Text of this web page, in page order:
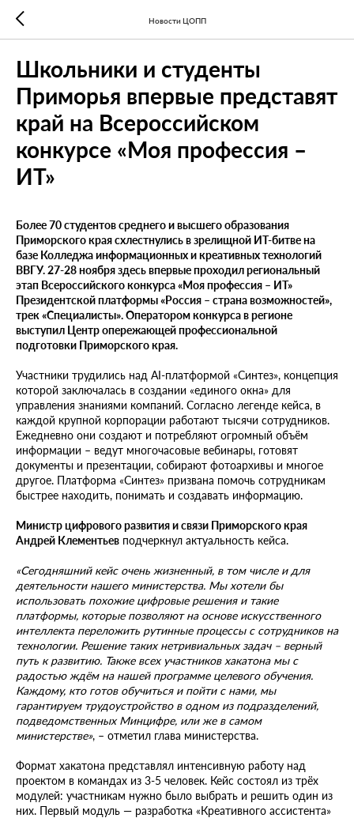
Новости ЦОПП
Школьники и студенты
Приморья впервые представят
край на Всероссийском
конкурсе «Моя профессия –
ИТ»
Более 70 студентов среднего и высшего образования
Приморского края схлестнулись в зрелищной ИТ-битве на
базе Колледжа информационных и креативных технологий
ВВГУ. 27-28 ноября здесь впервые проходил региональный
этап Всероссийского конкурса «Моя профессия – ИТ»
Президентской платформы «Россия – страна возможностей»,
трек «Специалисты». Оператором конкурса в регионе
выступил Центр опережающей профессиональной
подготовки Приморского края.
Участники трудились над AI-платформой «Синтез», концепция
которой заключалась в создании «единого окна» для
управления знаниями компаний. Согласно легенде кейса, в
каждой крупной корпорации работают тысячи сотрудников.
Ежедневно они создают и потребляют огромный объём
информации – ведут многочасовые вебинары, готовят
документы и презентации, собирают фотоархивы и многое
другое. Платформа «Синтез» призвана помочь сотрудникам
быстрее находить, понимать и создавать информацию.
Министр цифрового развития и связи Приморского края
Андрей Клементьев подчеркнул актуальность кейса.
«Сегодняшний кейс очень жизненный, в том числе и для
деятельности нашего министерства. Мы хотели бы
использовать похожие цифровые решения и такие
платформы, которые позволяют на основе искусственного
интеллекта переложить рутинные процессы с сотрудников на
технологии. Решение таких нетривиальных задач – верный
путь к развитию. Также всех участников хакатона мы с
радостью ждём на нашей программе целевого обучения.
Каждому, кто готов обучиться и пойти с нами, мы
гарантируем трудоустройство в одном из подразделений,
подведомственных Минцифре, или же в самом
министерстве», – отметил глава министерства.
Формат хакатона представлял интенсивную работу над
проектом в командах из 3-5 человек. Кейс состоял из трёх
модулей: участникам нужно было выбрать и решить один из
них. Первый модуль — разработка «Креативного ассистента»